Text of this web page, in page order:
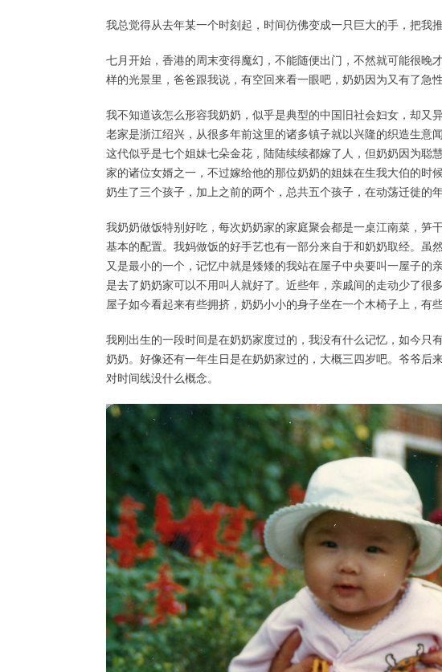
我总觉得从去年某一个时刻起，时间仿佛变成一只巨大的手，把我
七月开始，香港的周末变得魔幻，不能随便出门，不然就可能很晚
样的光景里，爸爸跟我说，有空回来看一眼吧，奶奶因为又有了急
我不知道该怎么形容我奶奶，似乎是典型的中国旧社会妇女，却又
老家是浙江绍兴，从很多年前这里的诸多镇子就以兴隆的织造生意
这代似乎是七个姐妹七朵金花，陆陆续续都嫁了人，但奶奶因为聪
家的诸位女婿之一，不过嫁给他的那位奶奶的姐妹在生我大伯的时
奶生了三个孩子，加上之前的两个，总共五个孩子，在动荡迁徙的
我奶奶做饭特别好吃，每次奶奶家的家庭聚会都是一桌江南菜，笋
基本的配置。我妈做饭的好手艺也有一部分来自于和奶奶取经。虽
又是最小的一个，记忆中就是矮矮的我站在屋子中央要叫一屋子
是去了奶奶家可以不用叫人就好了。近些年，亲戚间的走动少了很
屋子如今看起来有些拥挤，奶奶小小的身子坐在一个木椅子上，有些
我刚出生的一段时间是在奶奶家度过的，我没有什么记忆，如今只
奶奶。好像还有一年生日是在奶奶家过的，大概三四岁吧。爷爷后
对时间线没什么概念。